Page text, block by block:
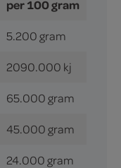
per 100 gram
5.200 gram
2090.000 kj
65.000 gram
45.000 gram
24.000 gram